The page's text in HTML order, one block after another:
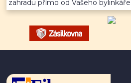
zahradu přímo od Vašeho